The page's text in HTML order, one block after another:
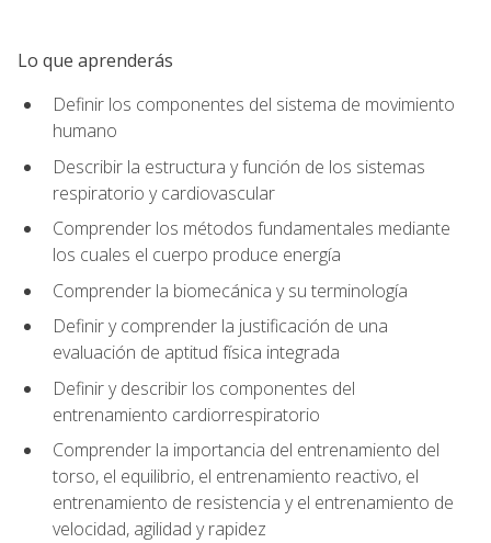
Lo que aprenderás
Definir los componentes del sistema de movimiento
humano
Describir la estructura y función de los sistemas
respiratorio y cardiovascular
Comprender los métodos fundamentales mediante
los cuales el cuerpo produce energía
Comprender la biomecánica y su terminología
Definir y comprender la justificación de una
evaluación de aptitud física integrada
Definir y describir los componentes del
entrenamiento cardiorrespiratorio
Comprender la importancia del entrenamiento del
torso, el equilibrio, el entrenamiento reactivo, el
entrenamiento de resistencia y el entrenamiento de
velocidad, agilidad y rapidez